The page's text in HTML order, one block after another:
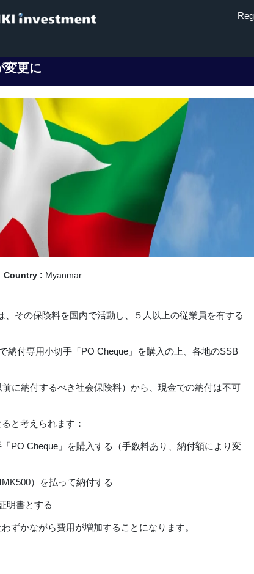
変更に
Country : Myanmar
その保険料を国内で活動し、５人以上の従業員を有する
納付専用小切手「PO Cheque」を購入の上、各地のSSB
に納付するべき社会保険料）から、現金での納付は不可
と考えられます：
PO Cheque」を購入する（手数料あり、納付額により変
）を払って納付する
明書とする
ずかながら費用が増加することになります。